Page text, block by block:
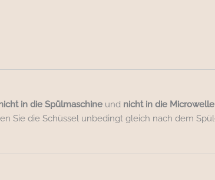
in die Spülmaschine und nicht in die Microwelle
Sie die Schüssel unbedingt gleich nach dem